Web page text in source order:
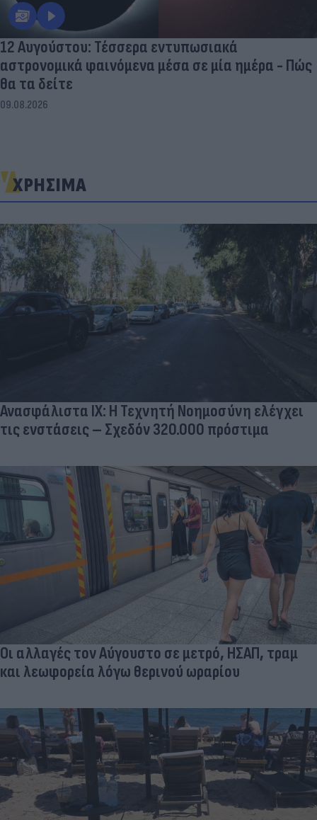
12 Αυγούστου: Τέσσερα εντυπωσιακά
αστρονομικά φαινόμενα μέσα σε μία ημέρα - Πώς
θα τα δείτε
09.08.2026
ΧΡΗΣΙΜΑ
Ανασφάλιστα ΙΧ: Η Τεχνητή Νοημοσύνη ελέγχει
τις ενστάσεις – Σχεδόν 320.000 πρόστιμα
Οι αλλαγές τον Αύγουστο σε μετρό, ΗΣΑΠ, τραμ
και λεωφορεία λόγω θερινού ωραρίου